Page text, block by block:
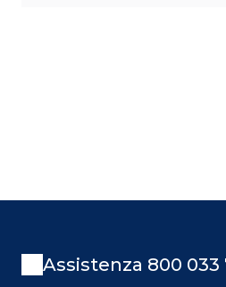
Assistenza 800